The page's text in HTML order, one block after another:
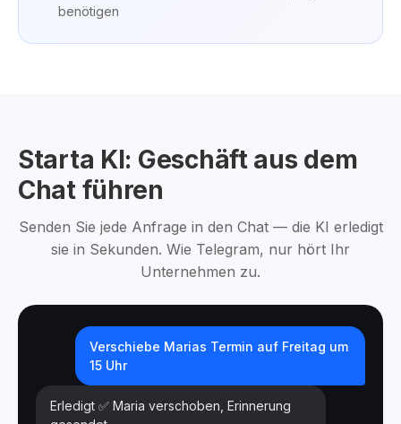
benötigen
Starta KI: Geschäft aus dem
Chat führen
Senden Sie jede Anfrage in den Chat — die KI erledigt
sie in Sekunden. Wie Telegram, nur hört Ihr
Unternehmen zu.
Verschiebe Marias Termin auf Freitag um
15 Uhr
Erledigt ✅ Maria verschoben, Erinnerung